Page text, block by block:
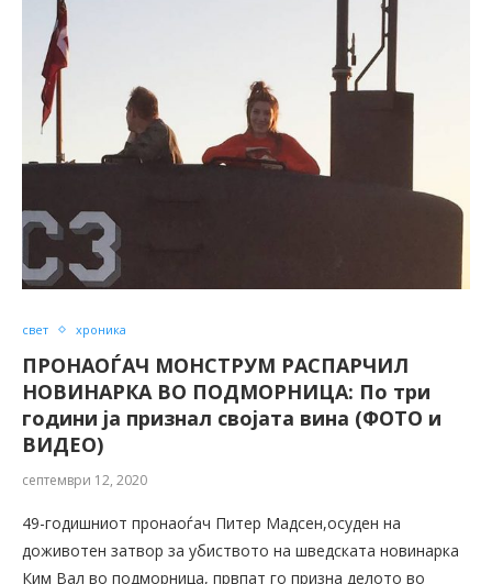
свет хроника
ПРОНАОЃАЧ МОНСТРУМ РАСПАРЧИЛ
НОВИНАРКА ВО ПОДМОРНИЦА: По три
години ја признал својата вина (ФОТО и
ВИДЕО)
септември 12, 2020
49-годишниот пронаоѓач Питер Мадсен,осуден на
доживотен затвор за убиството на шведската новинарка
Ким Вал во подморница, првпат го призна делото во